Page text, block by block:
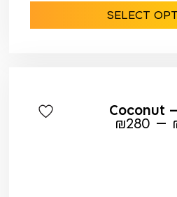
SELECT
Coconut
–
₪280